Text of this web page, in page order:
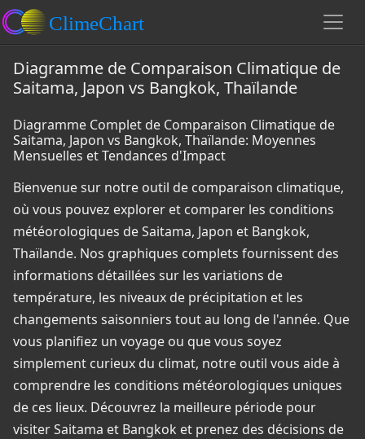
Diagramme de Comparaison Climatique de
Saitama, Japon vs Bangkok, Thaïlande
Diagramme Complet de Comparaison Climatique de
Saitama, Japon vs Bangkok, Thaïlande: Moyennes
Mensuelles et Tendances d'Impact
Bienvenue sur notre outil de comparaison climatique,
où vous pouvez explorer et comparer les conditions
météorologiques de Saitama, Japon et Bangkok,
Thaïlande. Nos graphiques complets fournissent des
informations détaillées sur les variations de
température, les niveaux de précipitation et les
changements saisonniers tout au long de l'année. Que
vous planifiez un voyage ou que vous soyez
simplement curieux du climat, notre outil vous aide à
comprendre les conditions météorologiques uniques
de ces lieux. Découvrez la meilleure période pour
visiter Saitama et Bangkok et prenez des décisions de